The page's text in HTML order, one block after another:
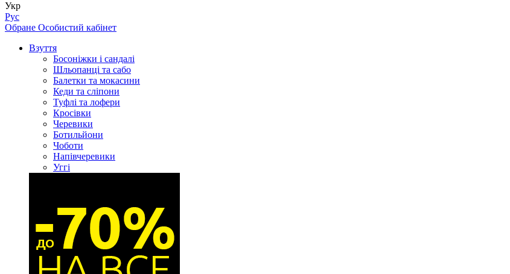
Укр
Рус
Обране Особистий кабінет
Взуття
Босоніжки і сандалі
Шльопанці та сабо
Балетки та мокасини
Кеди та сліпони
Туфлі та лофери
Кросівки
Черевики
Ботильйони
Чоботи
Напівчеревики
Уггі